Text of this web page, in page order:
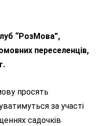
“РозМова”,
переселенців,
просять
за участі
садочків